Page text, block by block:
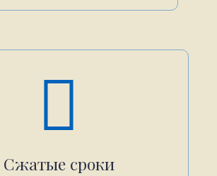
Сжатые сроки